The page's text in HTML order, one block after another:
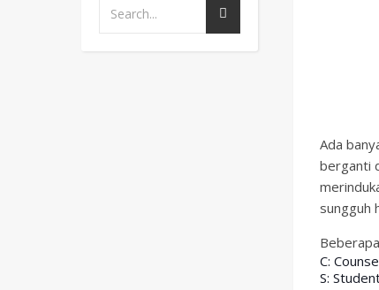
Ada
berganti
sungguh
C:
S: